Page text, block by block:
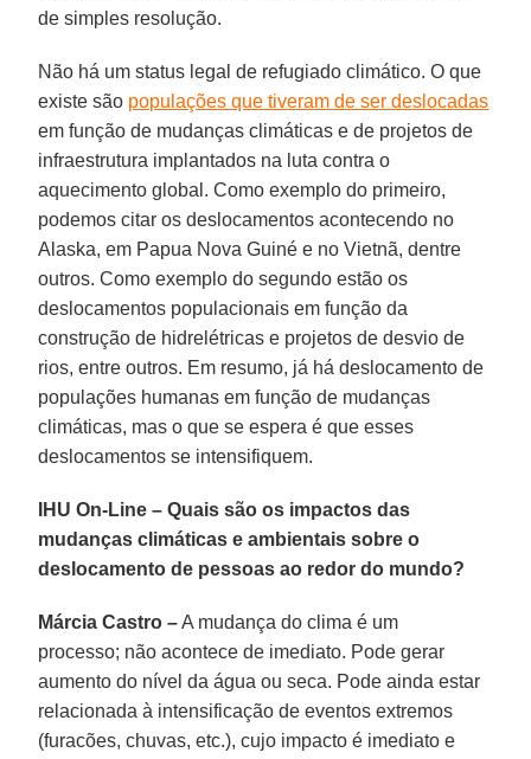
de simples resolução.
Não há um status legal de refugiado climático. O que
existe são populações que tiveram de ser deslocadas
em função de mudanças climáticas e de projetos de
infraestrutura implantados na luta contra o
aquecimento global. Como exemplo do primeiro,
podemos citar os deslocamentos acontecendo no
Alaska, em Papua Nova Guiné e noVietnã, dentre
outros. Como exemplo do segundo estão os
deslocamentos populacionais em função da
construção de hidrelétricas e projetos de desvio de
rios, entre outros. Em resumo, já há deslocamento de
populações humanas em função de mudanças
climáticas, mas o que se espera é que esses
deslocamentos se intensifiquem.
IHU On-Line – Quais são os impactos das
mudanças climáticas e ambientais sobre o
deslocamento de pessoas ao redor do mundo?
Márcia Castro –A mudança do clima é um
processo; não acontece de imediato. Pode gerar
aumento do nível da água ou seca. Pode ainda estar
relacionada à intensificação de eventos extremos
(furacões, chuvas, etc.), cujo impacto é imediato e